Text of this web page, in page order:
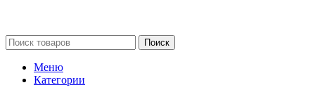
Поиск
Меню
Категории